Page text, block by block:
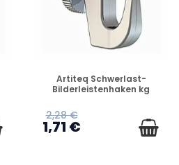
VERFÜGBAR
Artiteq Schwerlast-
Bilderleistenhaken kg
2,28 €
1,71 €